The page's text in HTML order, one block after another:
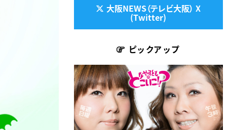
大阪NEWS（テレビ大阪） X
(Twitter)
ピックアップ